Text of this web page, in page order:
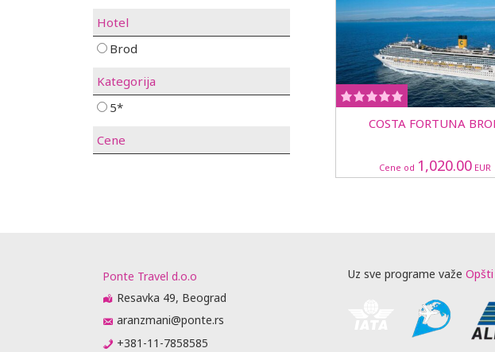
Hotel
Brod
Kategorija
5*
Cene
COSTA FORTUNA
Cene od 1,020.00EUR
Ponte Travel d.o.o
Resavka 49, Beograd
aranzmani@ponte.rs
+381-11-7858585
Uz sve programe važe